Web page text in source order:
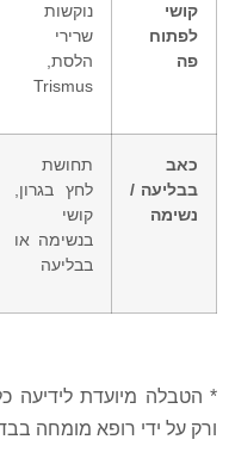
נוקשות
שרירי
הלסת,
שרירי
לסת
תחושת
לחץ בגרון,
קושי
גרון /
צוואר
לידיעה כללית בלבד.
מומחה בבדיקה קלינית.